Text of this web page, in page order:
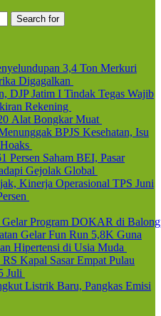
Search for
3,4 Ton Merkuri
Digagalkan
DJP Jatim I Tindak Tegas Wajib
Rekening
Alat Bongkar Muat
BPJS Kesehatan, Isu
Persen Saham BEI, Pasar
Gejolak Global
Kinerja Operasional TPS Juni
Gelar Program DOKAR di
Gelar Fun Run 5,8K Guna
Hipertensi di Usia Muda
Kapal Sasar Empat Pulau
Juli
Listrik Baru, Pangkas Emisi